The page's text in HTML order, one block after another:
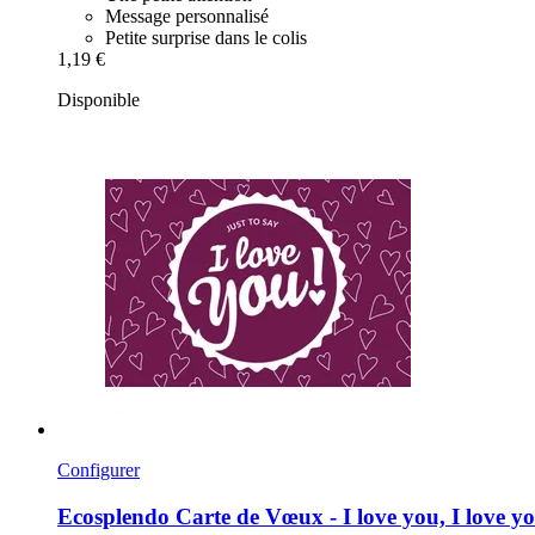
Message personnalisé
Petite surprise dans le colis
1,19 €
Disponible
Configurer
Ecosplendo Carte de Vœux -​ I love you, I love